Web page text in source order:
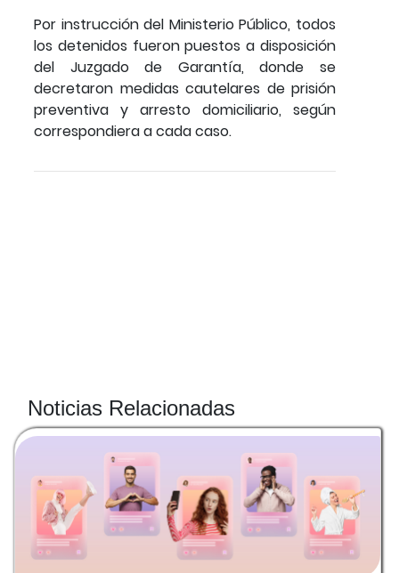
Por instrucción del Ministerio Público, todos
los detenidos fueron puestos a disposición
del Juzgado de Garantía, donde se
decretaron medidas cautelares de prisión
preventiva y arresto domiciliario, según
correspondiera a cada caso.
Noticias Relacionadas